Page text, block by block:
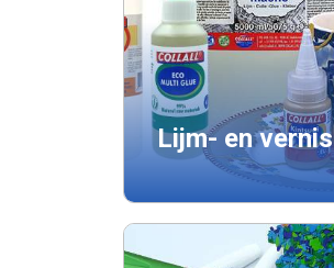
Lijm- en